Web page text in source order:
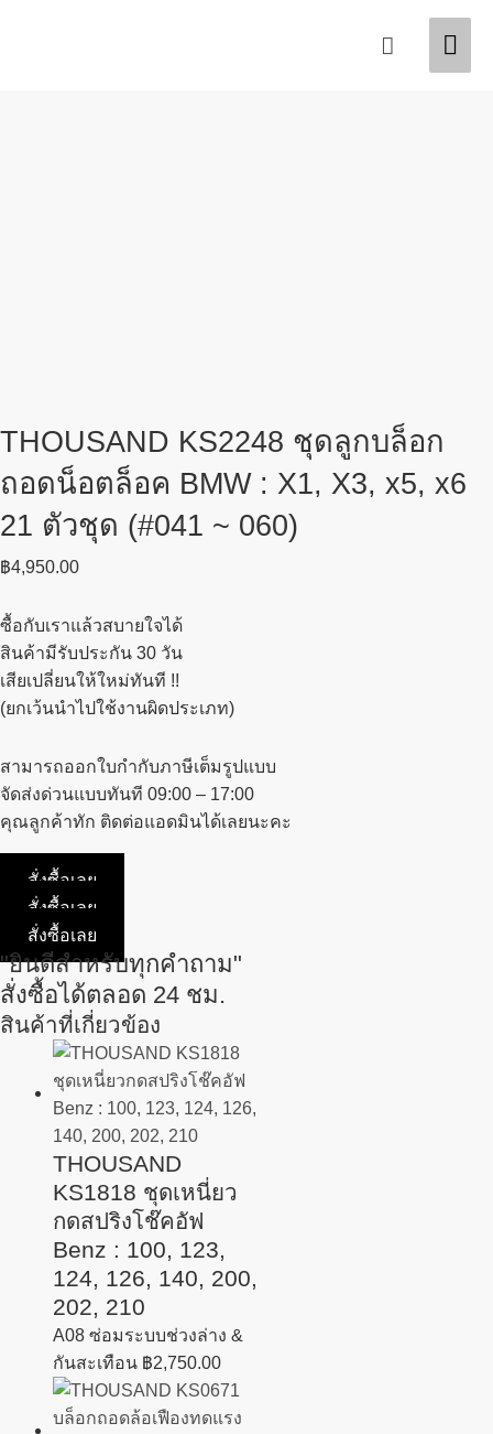
Search
THOUSAND KS2248 ชุดลูกบล็อก
ถอดน็อตล็อค BMW : X1, X3, x5, x6
21 ตัวชุด (#041 ~ 060)
฿4,950.00
ซื้อกับเราแล้วสบายใจได้
สินค้ามีรับประกัน 30 วัน
เสียเปลี่ยนให้ใหม่ทันที !!
(ยกเว้นนำไปใช้งานผิดประเภท)
สามารถออกใบกำกับภาษีเต็มรูปแบบ
จัดส่งด่วนแบบทันที 09:00 – 17:00
คุณลูกค้าทัก ติดต่อแอดมินได้เลยนะคะ
สั่งซื้อเลย
สั่งซื้อเลย
สั่งซื้อเลย
"ยินดีสำหรับทุกคำถาม"
สั่งซื้อได้ตลอด 24 ชม.
สินค้าที่เกี่ยวข้อง
THOUSAND
KS1818 ชุดเหนี่ยว
กดสปริงโช๊คอัฟ
Benz : 100, 123,
124, 126, 140, 200,
202, 210
A08 ซ่อมระบบช่วงล่าง &
กันสะเทือน ฿2,750.00